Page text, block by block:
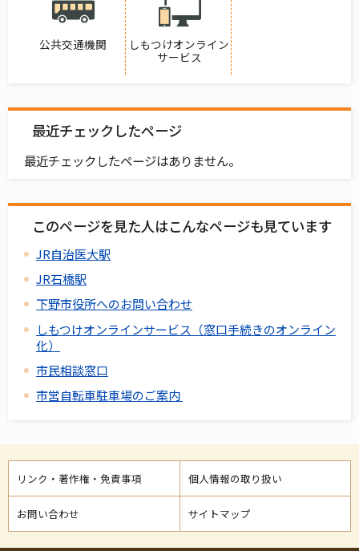
公共交通機関
しもつけオンライン
サービス
最近チェックしたページ
最近チェックしたページはありません。
このページを見た人はこんなページも見ています
JR自治医大駅
JR石橋駅
下野市役所へのお問い合わせ
しもつけオンラインサービス（窓口手続きのオンライン
化）
市民相談窓口
市営自転車駐車場のご案内
リンク・著作権・免責事項 個人情報の取り扱い
お問い合わせ サイトマップ